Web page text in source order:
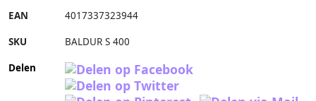
EAN 4017337323944
SKU BALDUR S 400
Delen